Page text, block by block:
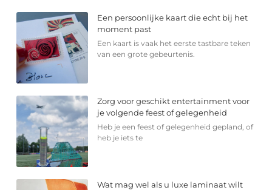
Een persoonlijke kaart die echt bij het
moment past
Een kaart is vaak het eerste tastbare teken
van een grote gebeurtenis.
Zorg voor geschikt entertainment voor
je volgende feest of gelegenheid
Heb je een feest of gelegenheid gepland, of
heb je iets te
Wat mag wel als u luxe laminaat wilt